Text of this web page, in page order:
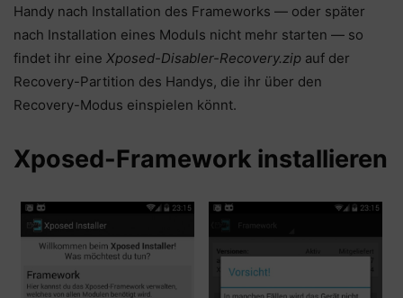
Handy nach Installation des Frameworks — oder später
nach Installation eines Moduls nicht mehr starten — so
findet ihr eine Xposed-Disabler-Recovery.zip auf der
Recovery-Partition des Handys, die ihr über den
Recovery-Modus einspielen könnt.
Xposed-Framework installieren